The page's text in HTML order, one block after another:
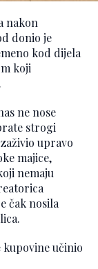
nakon
donio je
kod dijela
koji
ne nose
strogi
upravo
majice,
nemaju
čak nosila
učinio